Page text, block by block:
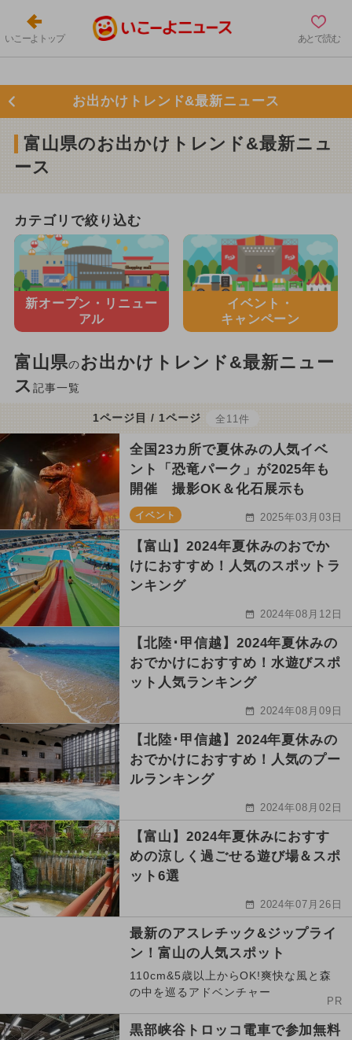
いこーよトップ あとで読む
お出かけトレンド&最新ニュース
富山県のお出かけトレンド&最新ニュ
ース
カテゴリで絞り込む
新オープン・ リニュー
アル
イベント・
キャンペーン
富山県のお出かけトレンド&最新ニュー
ス 記事一覧
1ページ目 / 1ページ 全11件
全国23カ所で夏休みの人気イベ
ント「恐竜パーク」が2025年も
開催 撮影OK＆化石展示も
イベント 2025年03月03日
【富山】2024年夏休みのおでか
けにおすすめ！人気のスポットラ
ンキング
2024年08月12日
【北陸･甲信越】2024年夏休みの
おでかけにおすすめ！水遊びスポ
ット人気ランキング
2024年08月09日
【北陸･甲信越】2024年夏休みの
おでかけにおすすめ！人気のプー
ルランキング
2024年08月02日
【富山】2024年夏休みにおすす
めの涼しく過ごせる遊び場＆スポ
ット6選
2024年07月26日
最新のアスレチック&ジップライ
ン！富山の人気スポット
110cm&5歳以上からOK!爽快な風と森
の中を巡るアドベンチャー
PR
黒部峡谷トロッコ電車で参加無料